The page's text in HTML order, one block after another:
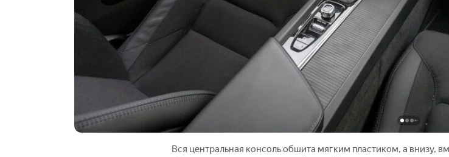
Вся центральная консоль обшита мягким пластиком, а внизу,